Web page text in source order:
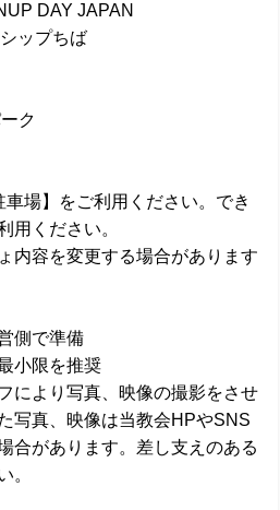
DAY JAPAN
ップちば
ク
車場】をご利用ください。でき
用ください。
内容を変更する場合があります
側で準備
小限を推奨
により写真、映像の撮影をさせ
写真、映像は当教会HPやSNS
合があります。差し支えのある
。